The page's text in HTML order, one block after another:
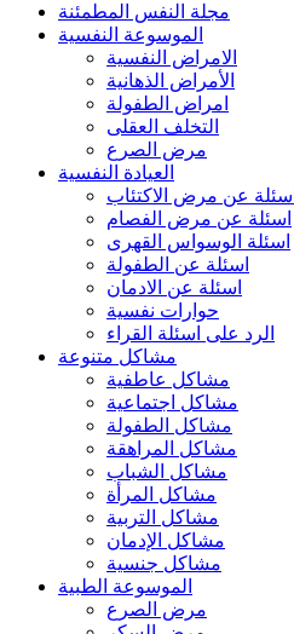
مجلة النفس المطمئنة
الموسوعة النفسية
الامراض النفسية
الأمراض الذهانية
امراض الطفولة
التخلف العقلى
مرض الصرع
العيادة النفسية
اسئلة عن مرض الاكتئاب
اسئلة عن مرض الفصام
اسئلة الوسواس القهرى
اسئلة عن الطفولة
اسئلة عن الادمان
حوارات نفسية
الرد على اسئلة القراء
مشاكل متنوعة
مشاكل عاطفية
مشاكل اجتماعية
مشاكل الطفولة
مشاكل المراهقة
مشاكل الشباب
مشاكل المرأة
مشاكل التربية
مشاكل الإدمان
مشاكل جنسية
الموسوعة الطبية
مرض الصرع